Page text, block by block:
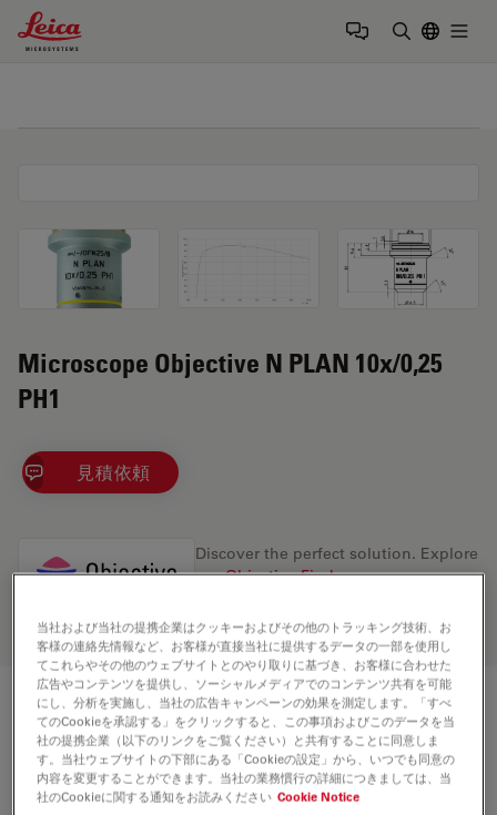
Leica Microsystems Logo
Microscope Objective N PLAN 10x/0,25
PH1
見積依頼
Discover the perfect solution. Explore
ourObjective Finder, compare
your needs.
技術仕様
製品番号 11506406
当社および当社の提携企業はクッキーおよびその他のトラッキング技術、お
客様の連絡先情報など、お客様が直接当社に提供するデータの一部を使用し
てこれらやその他のウェブサイトとのやり取りに基づき、お客様に合わせた
広告やコンテンツを提供し、ソーシャルメディアでのコンテンツ共有を可能
にし、分析を実施し、当社の広告キャンペーンの効果を測定します。「すべ
てのCookieを承認する」をクリックすると、この事項およびこのデータを当
社の提携企業（以下のリンクをご覧ください）と共有することに同意しま
す。当社ウェブサイトの下部にある「Cookieの設定」から、いつでも同意の
内容を変更することができます。当社の業務慣行の詳細につきましては、当
社のCookieに関する通知をお読みください Cookie Notice